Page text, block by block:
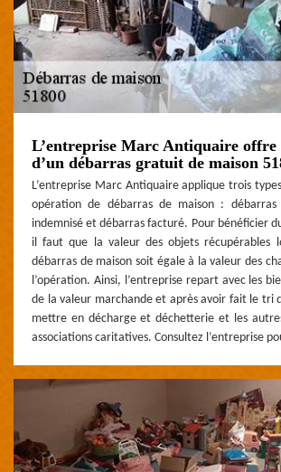
L’entreprise Marc Antiquaire offre
d’un débarras gratuit de maison
L’entreprise Marc Antiquaire applique trois
opération de débarras de maison :
indemnisé et débarras facturé. Pour bénéficier
il faut que la valeur des objets récupérables
débarras de maison soit égale à la valeur des
l’opération. Ainsi, l’entreprise repart avec les
de la valeur marchande et après avoir fait le tri
mettre en décharge et déchetterie et les
associations caritatives. Consultez l’entreprise